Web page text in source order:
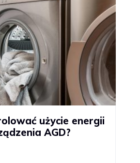
użycie energii
AGD?